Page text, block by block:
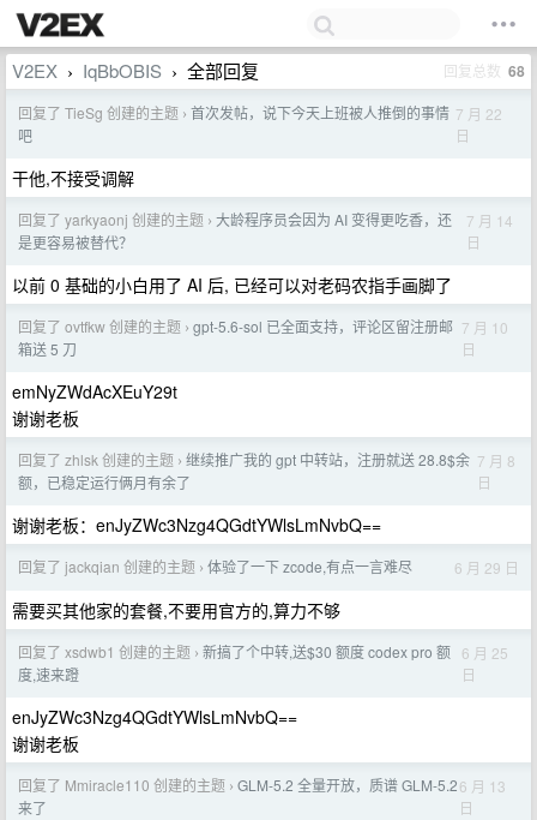
V2EX › IqBbOBIS › 全部回复 回复总数 68
回复了 TieSg 创建的主题 › 首次发帖，说下今天上班被人推倒的事情
吧
7 月 22
日
干他,不接受调解
回复了 yarkyaonj 创建的主题 › 大龄程序员会因为 AI 变得更吃香，还
是更容易被替代？
7 月 14
日
以前 0 基础的小白用了 AI 后, 已经可以对老码农指手画脚了
回复了 ovtfkw 创建的主题 › gpt-5.6-sol 已全面支持，评论区留注册邮
箱送 5 刀
7 月 10
日
emNyZWdAcXEuY29t
谢谢老板
回复了 zhlsk 创建的主题 › 继续推广我的 gpt 中转站，注册就送 28.8$余
额，已稳定运行俩月有余了
7 月 8
日
谢谢老板：enJyZWc3Nzg4QGdtYWlsLmNvbQ==
回复了 jackqian 创建的主题 › 体验了一下 zcode,有点一言难尽 6 月 29 日
需要买其他家的套餐,不要用官方的,算力不够
回复了 xsdwb1 创建的主题 › 新搞了个中转,送$30 额度 codex pro 额
度,速来蹬
6 月 25
日
enJyZWc3Nzg4QGdtYWlsLmNvbQ==
谢谢老板
回复了 Mmiracle110 创建的主题 › GLM-5.2 全量开放，质谱 GLM-5.2
来了
6 月 13
日